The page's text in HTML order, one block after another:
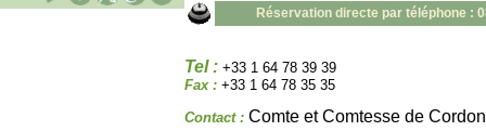
Réservation directe par téléphone :
Tel : +33 1 64 78 39 39
Fax : +33 1 64 78 35 35
Contact : Comte et Comtesse de Cordon